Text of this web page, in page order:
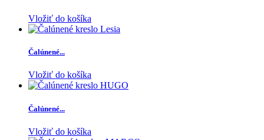
Vložiť do košíka
Čalúnené...
Vložiť do košíka
Čalúnené...
Vložiť do košíka